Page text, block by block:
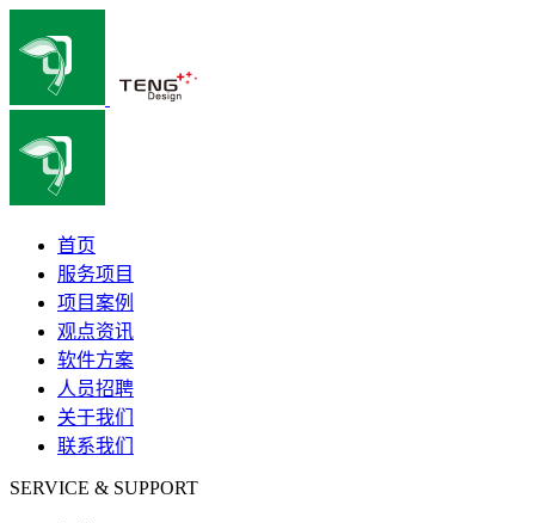
首页
服务项目
项目案例
观点资讯
软件方案
人员招聘
关于我们
联系我们
SERVICE & SUPPORT